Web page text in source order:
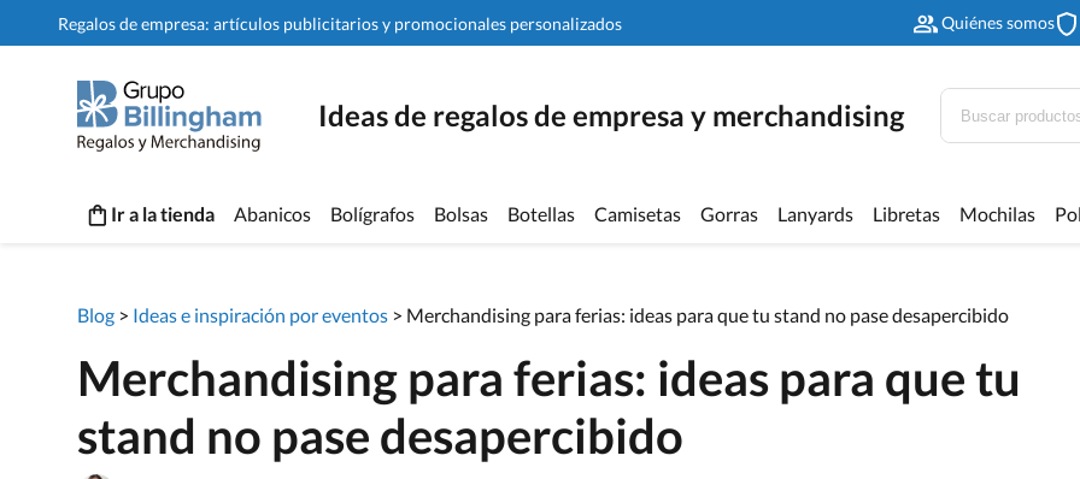
Regalos de empresa: artículos publicitarios y promocionales personalizados Quiénes somos
Ideas de regalos de empresa y merchandising
Ir a la tienda Abanicos Bolígrafos Bolsas Botellas Camisetas Gorras Lanyards Libretas Mochilas
Blog > Ideas e inspiración por eventos > Merchandising para ferias: ideas para que tu stand no pase desapercibido
Merchandising para ferias: ideas para que tu
stand no pase desapercibido